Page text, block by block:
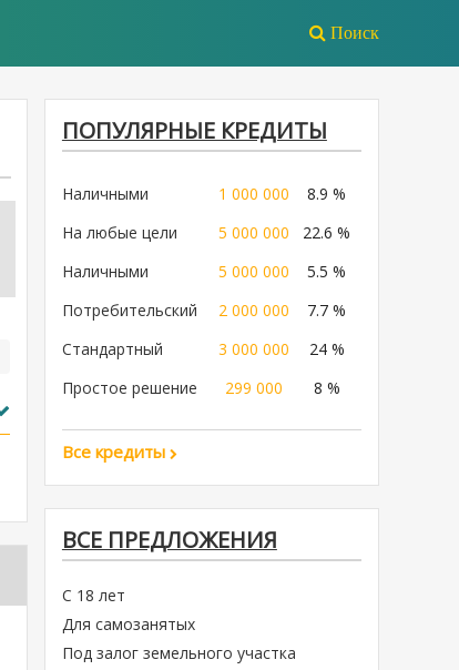
Поиск
ПОПУЛЯРНЫЕ КРЕДИТЫ
Наличными 1 000 000
8.9 %
На любые цели
5 000 000
22.6 %
Наличными
5 000 000
5.5 %
Потребительский
2 000 000
7.7 %
Стандартный
3 000 000
24 %
Простое решение
299 000 8 %
Все кредиты
ВСЕ ПРЕДЛОЖЕНИЯ
С 18 лет
Для самозанятых
Под залог земельного участка